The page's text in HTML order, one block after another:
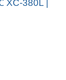
380L |